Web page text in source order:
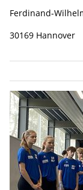
Ferdinand-
30169 Hannover